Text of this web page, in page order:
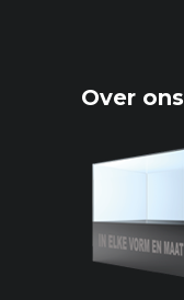
Over ons